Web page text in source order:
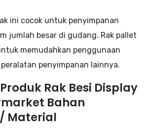
ini cocok untuk penyimpanan
jumlah besar di gudang. Rak pallet
memudahkan penggunaan
penyimpanan lainnya.
Rak Besi Display
Bahan
Material